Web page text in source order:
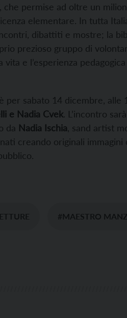
che permise ad oltre un
elementare. In tutta
dibattiti e mostre; la
prezioso gruppo di
vita e l’esperienza
per sabato 14 dicembre,
e Nadia Cvek. L’incontro
da Nadia Ischia , sand artist
creando originali immagini
#MAESTRO